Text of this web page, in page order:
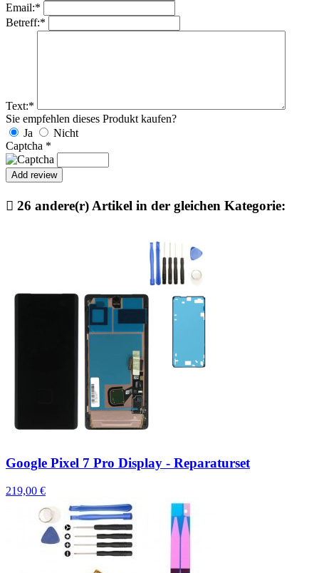
Email:*
Betreff:*
Text:*
Sie empfehlen dieses Produkt kaufen?
Ja
Nicht
Captcha *
 26 andere(r) Artikel in der gleichen Kategorie:
Google Pixel 7 Pro Display - Reparaturset
219,00 €